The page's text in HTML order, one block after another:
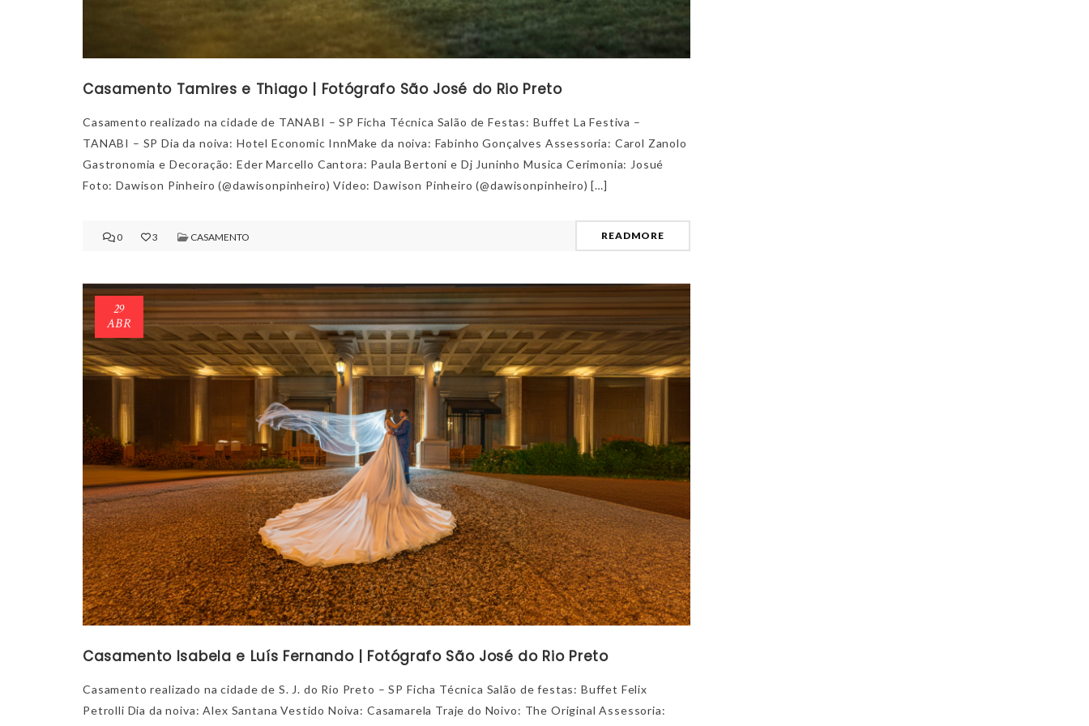
Casamento Tamires e Thiago | Fotógrafo São José do Rio Preto
Casamento realizado na cidade de TANABI – SP Ficha Técnica Salão de Festas: Buffet La Festiva –
TANABI – SP Dia da noiva: Hotel Economic InnMake da noiva: Fabinho Gonçalves Assessoria: Carol Zanolo
Gastronomia e Decoração: Eder Marcello Cantora: Paula Bertoni e Dj Juninho Musica Cerimonia: Josué
Foto: Dawison Pinheiro (@dawisonpinheiro) Vídeo: Dawison Pinheiro (@dawisonpinheiro) […]
0 3 CASAMENTO READMORE
29
ABR
Casamento Isabela e Luís Fernando | Fotógrafo São José do Rio Preto
Casamento realizado na cidade de S. J. do Rio Preto – SP Ficha Técnica Salão de festas: Buffet Felix
Petrolli Dia da noiva: Alex Santana Vestido Noiva: Casamarela Traje do Noivo: The Original Assessoria: